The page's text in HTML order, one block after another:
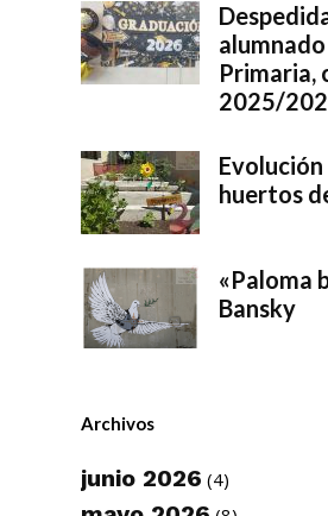
Primaria,
2025/
Evolución
huertos
«Paloma
Bansky
Archivos
junio 2026 (4)